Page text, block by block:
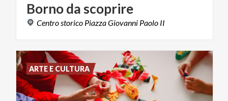
Bornoda scoprire
Centrostorico PiazzaGiovanni Paolo II
ARTE E CULTURA